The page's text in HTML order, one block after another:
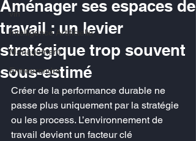
vin
Intelligence Artificielle
Management
Entreprendre
Aménager ses espaces de
travail : un levier
stratégique trop souvent
sous-estimé
Créer de la performance durable ne
passe plus uniquement par la stratégie
ou les process. L’environnement de
travail devient un facteur clé